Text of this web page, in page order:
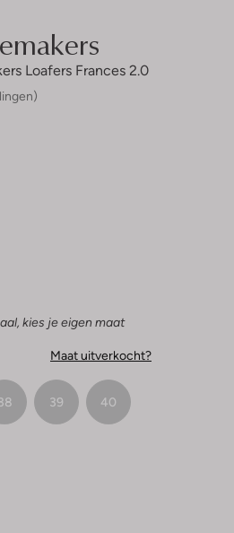
Loafers Frances 2.0
kies je eigen maat
Maat uitverkocht?
39 40